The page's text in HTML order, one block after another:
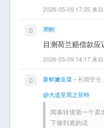
2026-05-09 17:35 来
0 周刚
目测荷兰赔偿款
2026-05-09 14:17 来
0 新鲜嫩韭菜 - 长期空仓
@大道至简之菲特
闻泰转债第一个卖
下修到底的话